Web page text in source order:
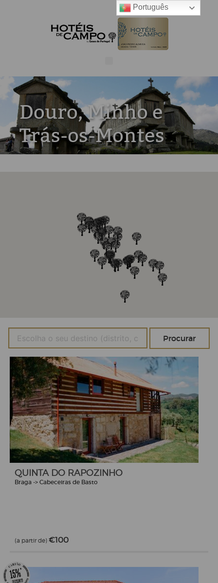
Douro, Minho e
Trás-os-Montes
QUINTA DO RAPOZINHO
Braga -> Cabeceiras de Basto
(a partir de) €100
Português